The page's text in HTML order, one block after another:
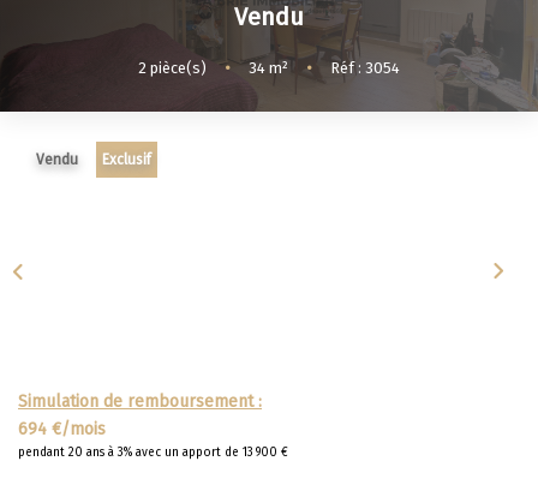
VENDRE
Estimer Mon Bien
Mettre Mon Bien En Location
Vendu
2 pièce(s) • 34 m² • Réf : 3054
Vendu Exclusif
Simulation de remboursement :
694 €/mois
pendant 20 ans à 3% avec un apport de 13 900 €